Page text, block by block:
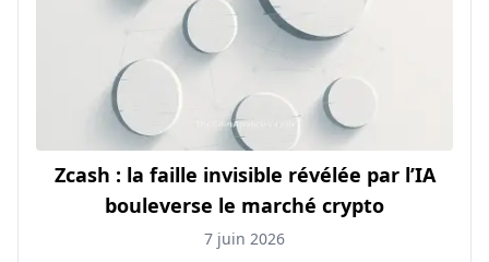
Zcash : la faille invisible révélée par l’IA
bouleverse le marché crypto
7 juin 2026